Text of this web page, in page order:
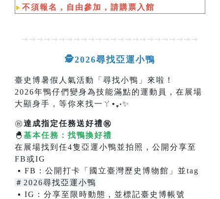
▶︎ 不須報名，自由參加，請購票入館
⇝⇝⇝⇝⇝⇝⇝⇝⇝⇝⇝⇝⇝⇝⇝⇝⇝⇝⇝⇝⇝⇝⇝⇝
🕵2026尋找亞運小鴨
臺史博暑假人氣活動「尋找小鴨」來啦！
2026年鴨仔們變身為技能滿點的運動員，在展場
大顯身手，等你來找一ㄚ •₊‧✨
㊗️達成指定任務送好禮㊗️
🐣 基本任務：找鴨換好禮
在展場找到任4隻亞運小鴨並拍照，公開分享至
FB或IG
▪ FB：公開打卡「國立臺灣歷史博物館」並tag
＃2026尋找亞運小鴨
▪ IG：分享至限時動態，並標記臺史博帳號